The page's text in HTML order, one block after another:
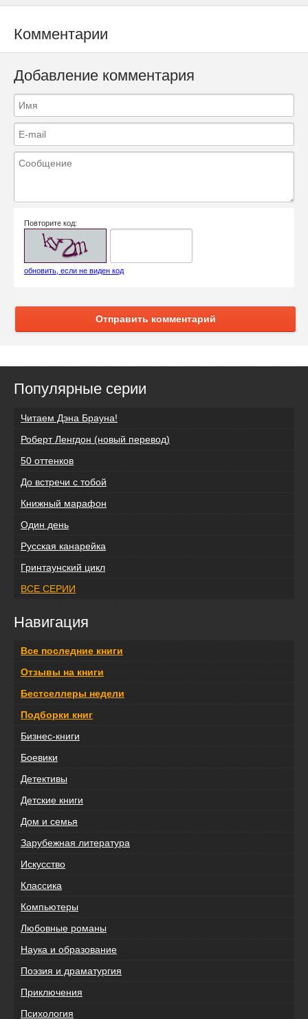
Комментарии
Добавление комментария
Повторите код:
обновить, если не виден код
Отправить комментарий
Популярные серии
Читаем Дэна Брауна!
Роберт Ленгдон (новый перевод)
50 оттенков
До встречи с тобой
Книжный марафон
Один день
Русская канарейка
Гринтаунский цикл
ВСЕ СЕРИИ
Навигация
Все последние книги
Отзывы на книги
Бестселлеры недели
Подборки книг
Бизнес-книги
Боевики
Детективы
Детские книги
Дом и семья
Зарубежная литература
Искусство
Классика
Компьютеры
Любовные романы
Наука и образование
Поэзия и драматургия
Приключения
Психология